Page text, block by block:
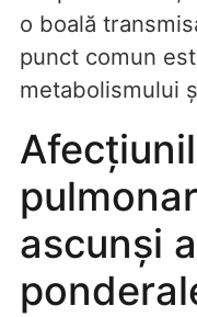
o boală
punct comun
metabolismului
ascunși